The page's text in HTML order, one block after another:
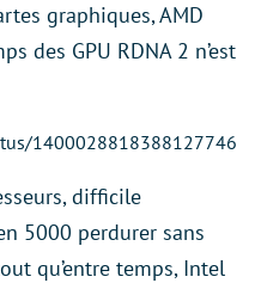
graphiques, AMD
des GPU RDNA 2 n’est
1400028818388127746
difficile
5000 perdurer sans
qu’entre temps, Intel